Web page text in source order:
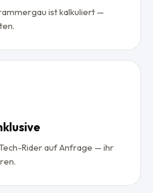
ist kalkuliert —
Rider auf Anfrage — ihr